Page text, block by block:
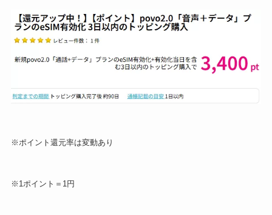
※ポイント還元率は変動あり
※1ポイント＝1円